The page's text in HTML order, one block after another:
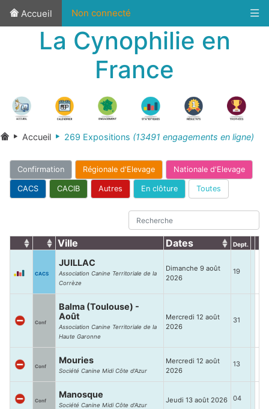
Accueil Non connecté
La Cynophilie en
France
Accueil 269 Expositions (13491 engagements en ligne)
Confirmation Régionale d'Elevage Nationale d'Elevage
CACS CACIB Autres En clôture Toutes
Ville Dates Dept.
CACS
JUILLAC
Association Canine Territoriale de la
Corrèze
Dimanche 9 août
2026
19
Conf
Balma (Toulouse) -
Août
Association Canine Territoriale de la
Haute Garonne
Mercredi 12 août
2026
31
Conf
Mouries
Société Canine Midi Côte d'Azur
Mercredi 12 août
2026
13
Conf
Manosque
Société Canine Midi Côte d'Azur
Jeudi 13 août 2026 04